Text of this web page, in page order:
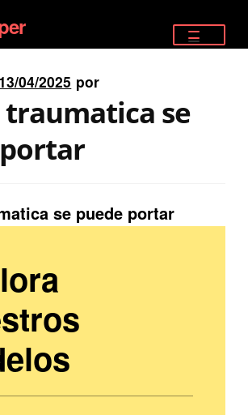
ÉLITE
13/04/2025 por
se
se puede portar